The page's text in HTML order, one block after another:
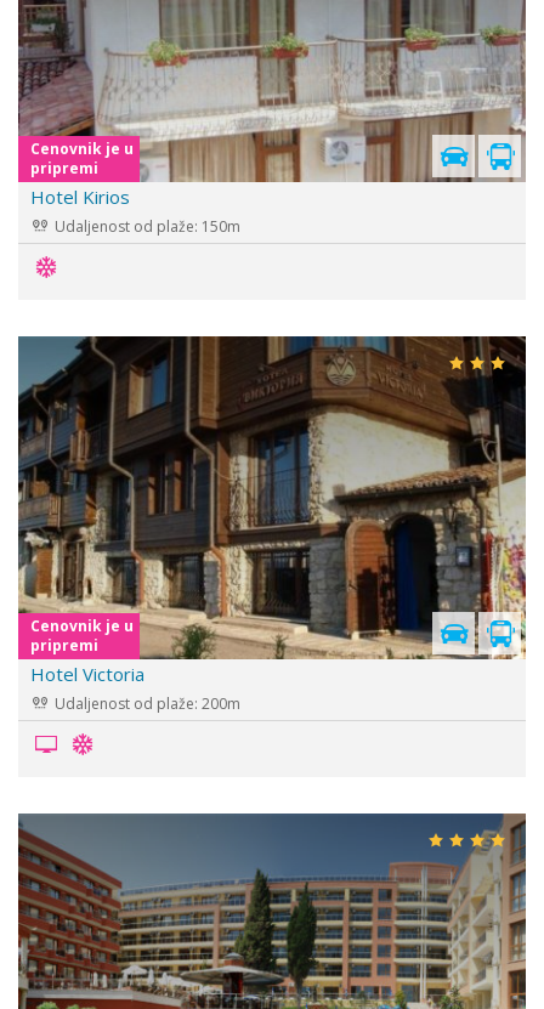
Cenovnik je u
pripremi
Hotel Kirios
Udaljenost od plaže: 150m
Cenovnik je u
pripremi
Hotel Victoria
Udaljenost od plaže: 200m